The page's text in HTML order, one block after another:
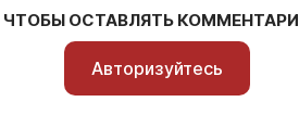
ЧТОБЫ ОСТАВЛЯТЬ
Авторизуйтесь